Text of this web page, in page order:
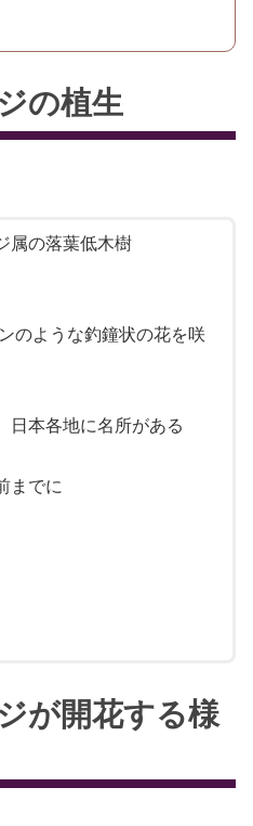
の植生
属の落葉低木樹
のような釣鐘状の花を咲
日本各地に名所がある
までに
が開花する様